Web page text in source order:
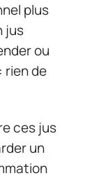
plus
jus
ou
rien de
ces jus
un